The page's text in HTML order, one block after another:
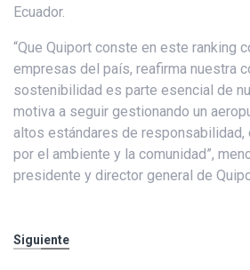
Ecuador.
“Que Quiport conste en este ranking
empresas del país, reafirma nuestra
sostenibilidad es parte esencial de
motiva a seguir gestionando un
altos estándares de responsabilidad,
por el ambiente y la comunidad”,
presidente y director general de
Siguiente